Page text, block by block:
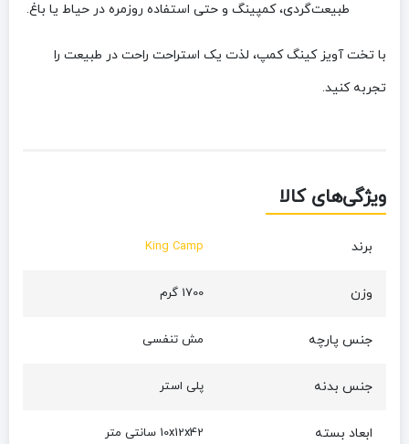
طبیعت‌گردی، کمپینگ و حتی استفاده روزمره در حیاط یا باغ.
با تخت آویز کینگ کمپ، لذت یک استراحت راحت در طبیعت را
تجربه کنید.
ویژگی‌های کالا
برند King Camp
وزن 1700 گرم
جنس پارچه مش تنفسی
جنس بدنه پلی استر
ابعاد بسته 10x12x42 سانتی متر